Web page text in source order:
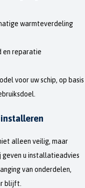
warmteverdeling
en reparatie
voor uw schip, op basis
alleen veilig, maar
u installatieadvies
van onderdelen,
blijft.